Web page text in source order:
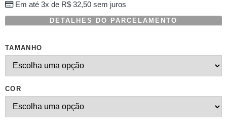
Em até 3x de R$32,50sem juros
DETALHES DO PARCELAMENTO
TAMANHO
COR